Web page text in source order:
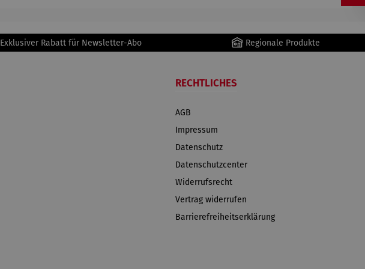
Exklusiver Rabatt für Newsletter-Abo Regionale Produkte
RECHTLICHES
AGB
Impressum
Datenschutz
Datenschutzcenter
Widerrufsrecht
Vertrag widerrufen
Barrierefreiheitserklärung